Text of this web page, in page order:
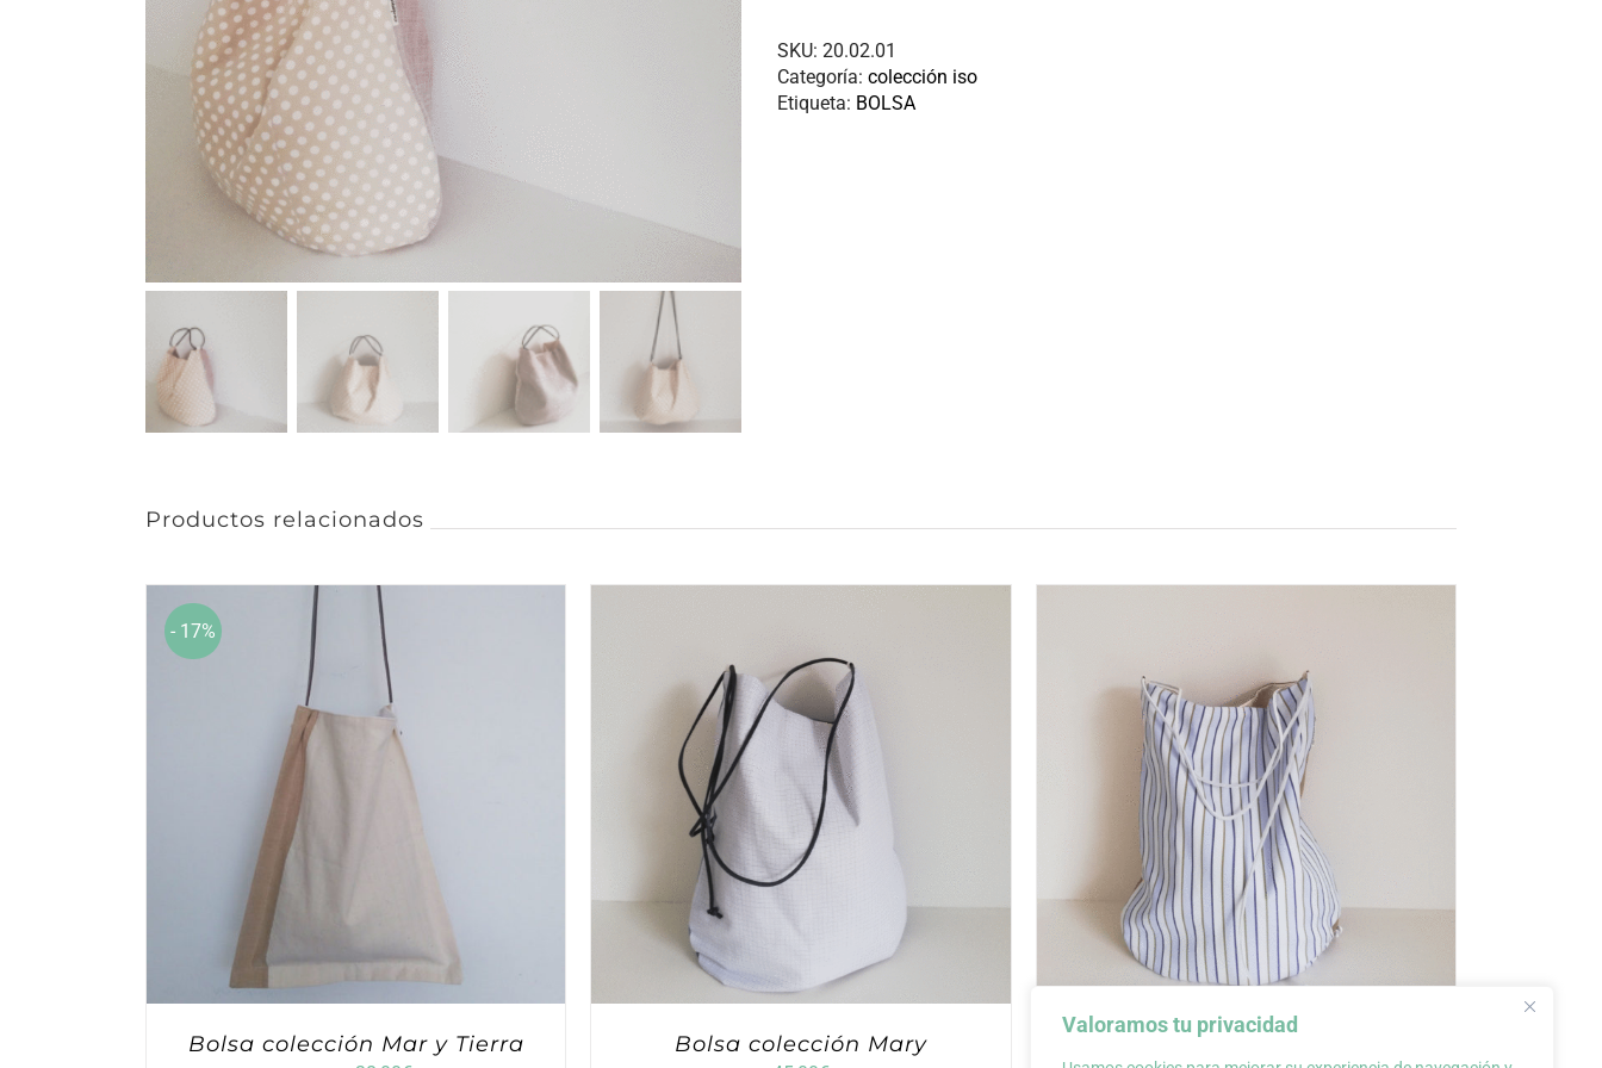
Valoramos tu privacidad
SKU: 20.02.01
Categoría: colección iso
Etiqueta: BOLSA
Productos relacionados
- 17%
Bolsa colección Mar y Tierra Bolsa colección Mary Bolsa colección Mary